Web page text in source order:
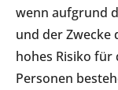
wenn aufgrund
und der Zwecke
hohes Risiko für
Personen